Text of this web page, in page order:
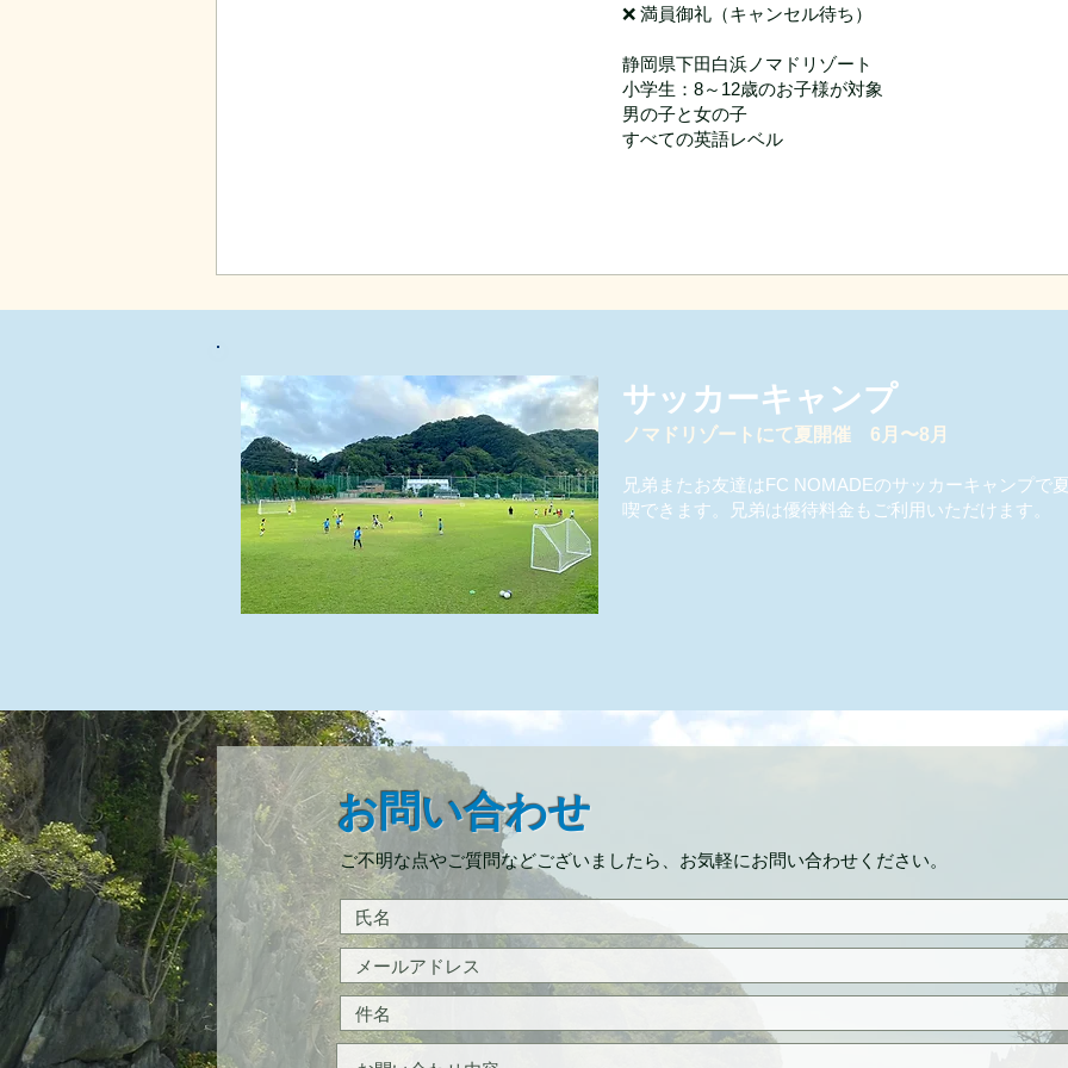
❌ 満員御礼（キャンセル待ち）
静岡県下田白浜ノマドリゾート​
小学生：8～12歳のお子様が対象
男の子と女の子
すべての英語レベル
サッカーキャンプ
ノマドリゾートにて夏開催 6月〜8月
兄弟またお友達はFC NOMADEのサッカーキャンプで
喫できます。兄弟は優待料金もご利用いただけます。
お問い合わせ
ご不明な点やご質問などございましたら、お気軽にお問い合わせください。